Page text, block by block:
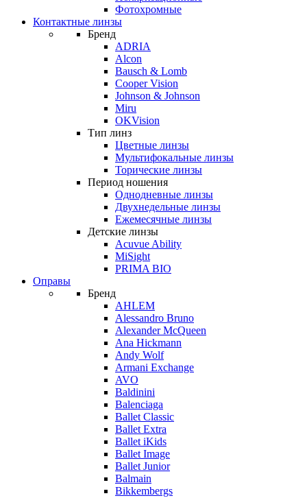
Фотохромные
Контактные линзы
Бренд
ADRIA
Alcon
Bausch & Lomb
Cooper Vision
Johnson & Johnson
Miru
OKVision
Тип линз
Цветные линзы
Мультифокальные линзы
Торические линзы
Период ношения
Однодневные линзы
Двухнедельные линзы
Ежемесячные линзы
Детские линзы
Acuvue Ability
MiSight
PRIMA BIO
Оправы
Бренд
AHLEM
Alessandro Bruno
Alexander McQueen
Ana Hickmann
Andy Wolf
Armani Exchange
AVO
Baldinini
Balenciaga
Ballet Classic
Ballet Extra
Ballet iKids
Ballet Image
Ballet Junior
Balmain
Bikkembergs